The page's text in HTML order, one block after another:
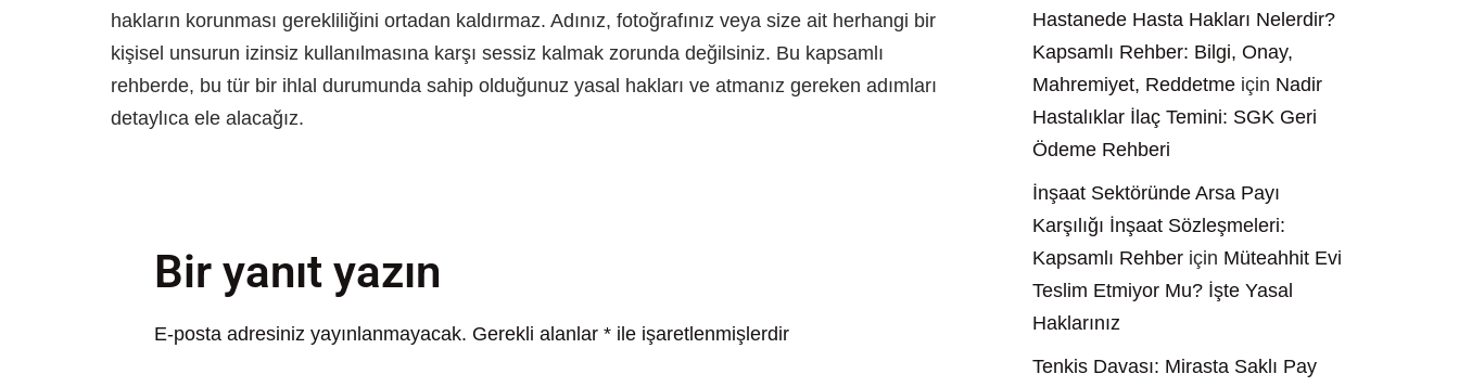
hakların korunması gerekliliğini ortadan kaldırmaz. Adınız, fotoğrafınız veya size ait herhangi bir
kişisel unsurun izinsiz kullanılmasına karşı sessiz kalmak zorunda değilsiniz. Bu kapsamlı
rehberde, bu tür bir ihlal durumunda sahip olduğunuz yasal hakları ve atmanız gereken adımları
detaylıca ele alacağız.
Bir yanıt yazın
E-posta adresiniz yayınlanmayacak. Gerekli alanlar * ile işaretlenmişlerdir
Hastanede Hasta Hakları Nelerdir?
Kapsamlı Rehber: Bilgi, Onay,
Mahremiyet, Reddetme için Nadir
Hastalıklar İlaç Temini: SGK Geri
Ödeme Rehberi
İnşaat Sektöründe Arsa Payı
Karşılığı İnşaat Sözleşmeleri:
Kapsamlı Rehber için Müteahhit Evi
Teslim Etmiyor Mu? İşte Yasal
Haklarınız
Tenkis Davası: Mirasta Saklı Pay